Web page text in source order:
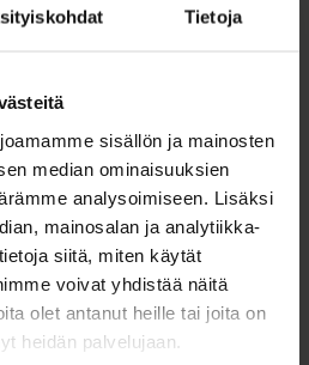
Tietoja
sisällön ja mainosten
median ominaisuuksien
analysoimiseen. Lisäksi
mainosalan ja analytiikka-
siitä, miten käytät
voivat yhdistää näitä
olet antanut heille tai joita on
heidän palvelujaan.
ilmoittamaan myös eläkkeet ja
suorittavan henkilön
alkaen tulorekisteriin
Myös esimerkiksi vapaaehtoiset
ilmoittaa tulorekisteriin. Sen
ilmoiteta arkaluontoiseksi
lakkoavustusta tai
myöhässä annetuille
1.1.2021 alkaen.